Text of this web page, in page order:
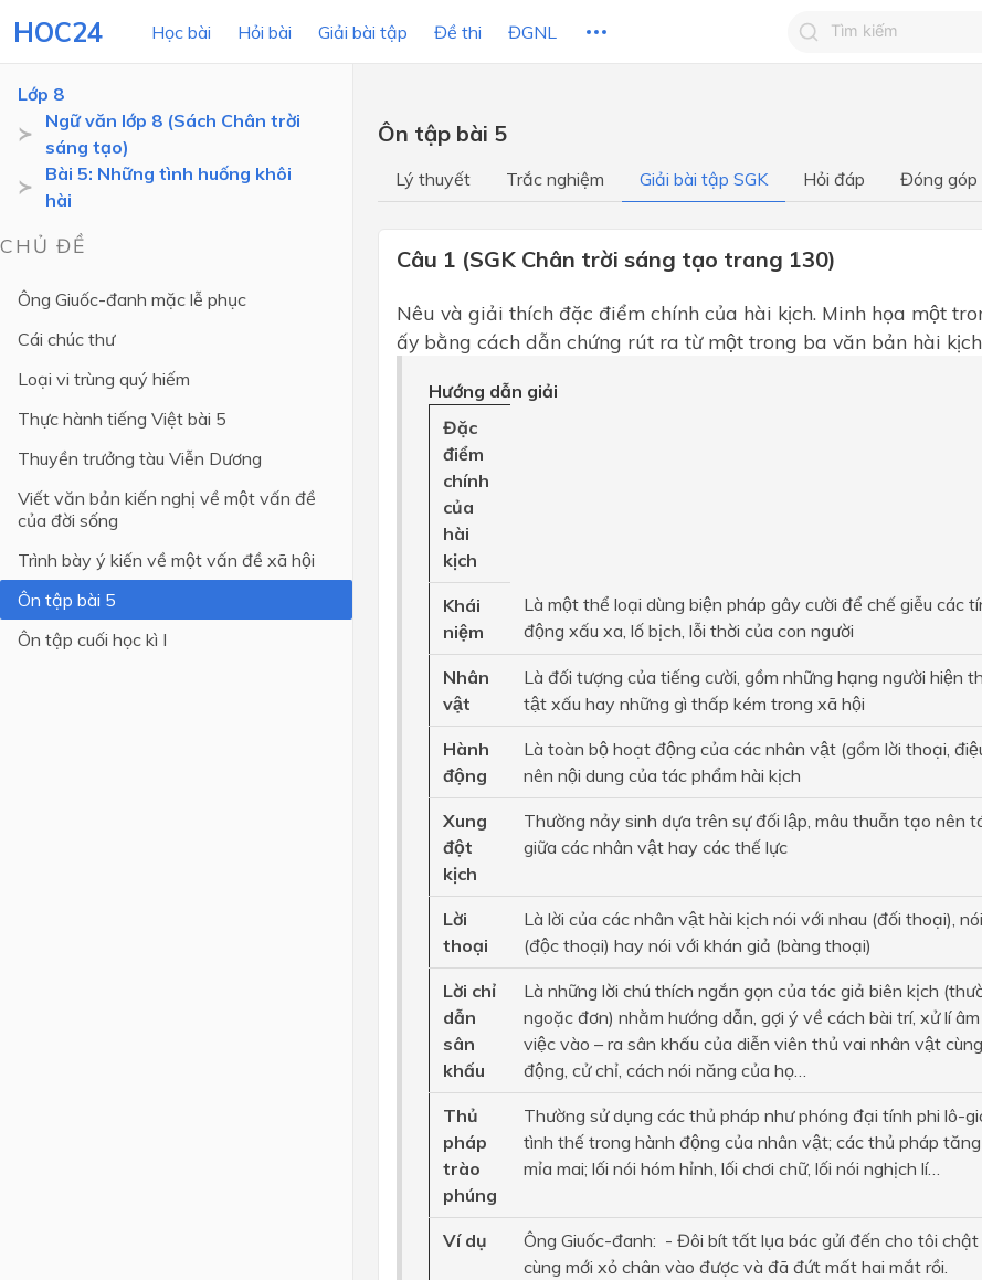
HOC24 Học bài Hỏi bài Giải bài tập Đề thi ĐGNL
LỚP HỌC
Lớp 10
Lớp 8
Lớp 7
Lớp 6
Lớp 5
Lớp 3
Lớp 1
Lớp 8
Ngữ văn lớp 8 (Sách Chân trời
sáng tạo)
Bài 5: Những tình huống khôi
hài
CHỦ ĐỀ
Ông Giuốc-đanh mặc lễ phục
Cái chúc thư
Loại vi trùng quý hiếm
Thực hành tiếng Việt bài 5
Thuyền trưởng tàu Viễn Dương
Viết văn bản kiến nghị về một vấn đề
của đời sống
Trình bày ý kiến về một vấn đề xã hội
Ôn tập bài 5
Ôn tập cuối học kì I
Ôn tập bài 5
Lý thuyết Trắc nghiệm Giải bài tập SGK Hỏi đáp Đóng
Câu 1 (SGK Chân trời sáng tạo trang 130)
Nêu và giải thích đặc điểm chính của hài kịch. Minh họa một
ấy bằng cách dẫn chứng rút ra từ một trong ba văn bản hài
Hướng dẫn giải
Đặc
điểm
chính
của
hài
kịch
Khái
niệm
Là một thể loại dùng biện pháp gây cười để chế giễu các
động xấu xa, lố bịch, lỗi thời của con người
Nhân
vật
Là đối tượng của tiếng cười, gồm những hạng người hiện
tật xấu hay những gì thấp kém trong xã hội
Hành
động
Là toàn bộ hoạt động của các nhân vật (gồm lời thoại,
nên nội dung của tác phẩm hài kịch
Xung
đột
kịch
Thường nảy sinh dựa trên sự đối lập, mâu thuẫn tạo nên
giữa các nhân vật hay các thế lực
Lời
thoại
Là lời của các nhân vật hài kịch nói với nhau (đối thoại),
(độc thoại) hay nói với khán giả (bàng thoại)
Lời chỉ
dẫn
sân
khấu
Là những lời chú thích ngắn gọn của tác giả biên kịch
ngoặc đơn) nhằm hướng dẫn, gợi ý về cách bài trí, xử lí
việc vào – ra sân khấu của diễn viên thủ vai nhân vật
động, cử chỉ, cách nói năng của họ…
Thủ
pháp
trào
phúng
Thường sử dụng các thủ pháp như phóng đại tính phi lô-
tình thế trong hành động của nhân vật; các thủ pháp tăng
mỉa mai; lối nói hóm hỉnh, lối chơi chữ, lối nói nghịch lí…
Ví dụ
Ông Giuốc-đanh: - Đôi bít tất lụa bác gửi đến cho tôi chật
cùng mới xỏ chân vào được và đã đứt mất hai mắt rồi.